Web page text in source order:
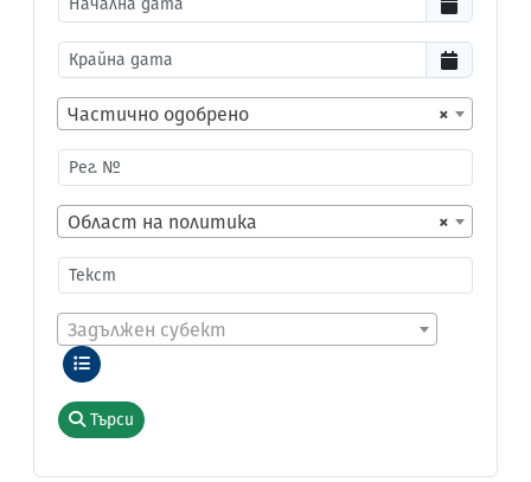
×
Частично одобрено
×
Област на политика
Задължен субект
Търси